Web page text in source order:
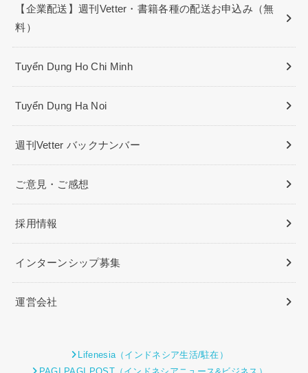
【企業配送】週刊Vetter・書籍各種の配送お申込み（無
料）
Tuyển Dụng Ho Chi Minh
Tuyển Dụng Ha Noi
週刊Vetter バックナンバー
ご意見・ご感想
採用情報
インターンシップ募集
運営会社
Lifenesia（インドネシア生活/駐在）